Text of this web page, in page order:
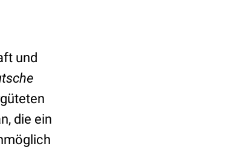
und
die ein